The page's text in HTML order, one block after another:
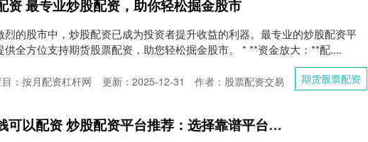
资 最专业炒股配资，助你轻松掘金股市
烈的股市中，炒股配资已成为投资者提升收益的利器。最专业的炒股配资平
供全方位支持期货股票配资，助您轻松掘金股市。 * **资金放大：**配....
期货股票配资
更新：2025-12-31 作者：股票配资交易
： 按月配资杠杆网
股票多少钱可以配资 炒股配资平台推荐：选择靠谱平台，助你投资无忧